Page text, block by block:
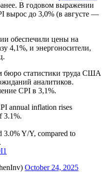
В годовом выражении
вырос до 3,0% (в августе —
обеспечили цены на
4,1%, и энергоносители,
статистики труда США
аналитиков.
CPI в 3,1%.
annual inflation rises
3.1%.
3.0% Y/Y, compared to
October 24, 2025